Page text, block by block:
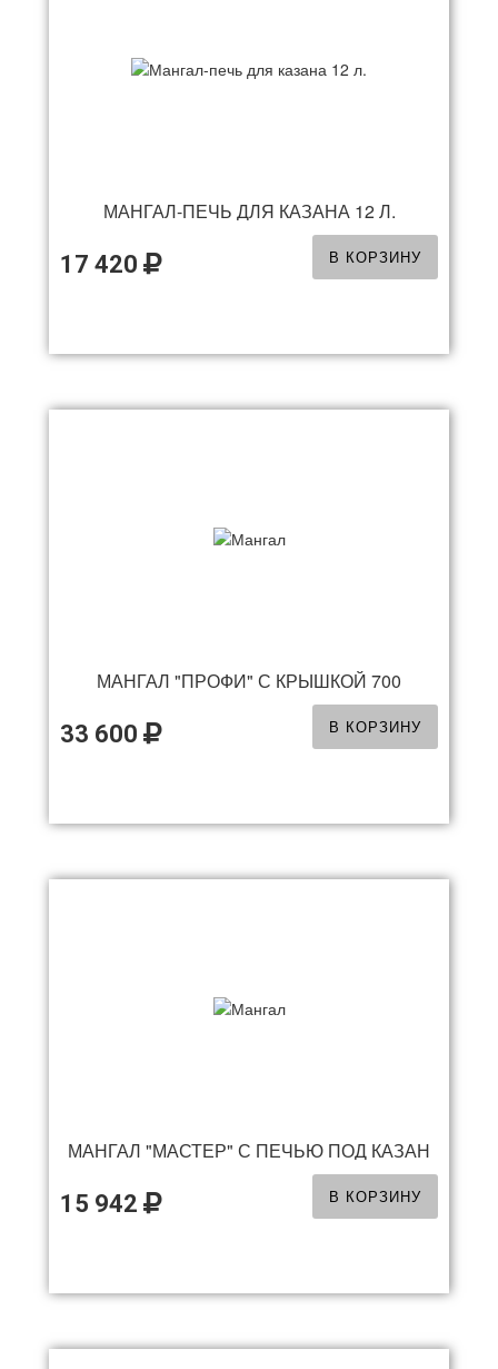
МАНГАЛ-ПЕЧЬ ДЛЯ КАЗАНА 12 Л.
17 420 В КОРЗИНУ
МАНГАЛ "ПРОФИ" С КРЫШКОЙ 700
33 600 В КОРЗИНУ
МАНГАЛ "МАСТЕР" С ПЕЧЬЮ ПОД КАЗАН
15 942 В КОРЗИНУ